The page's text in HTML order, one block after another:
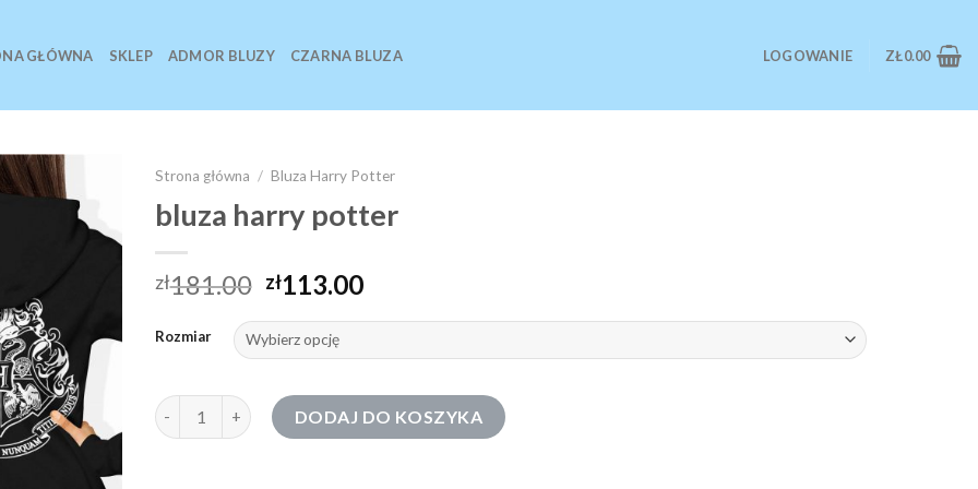
GŁÓWNA SKLEP ADMOR BLUZY CZARNA BLUZA LOGOWANIE ZŁ0.00
Strona główna / Bluza Harry Potter
bluza harry potter
zł181.00 zł113.00
Rozmiar
ilość bluza harry potterDODAJ DO KOSZYKA